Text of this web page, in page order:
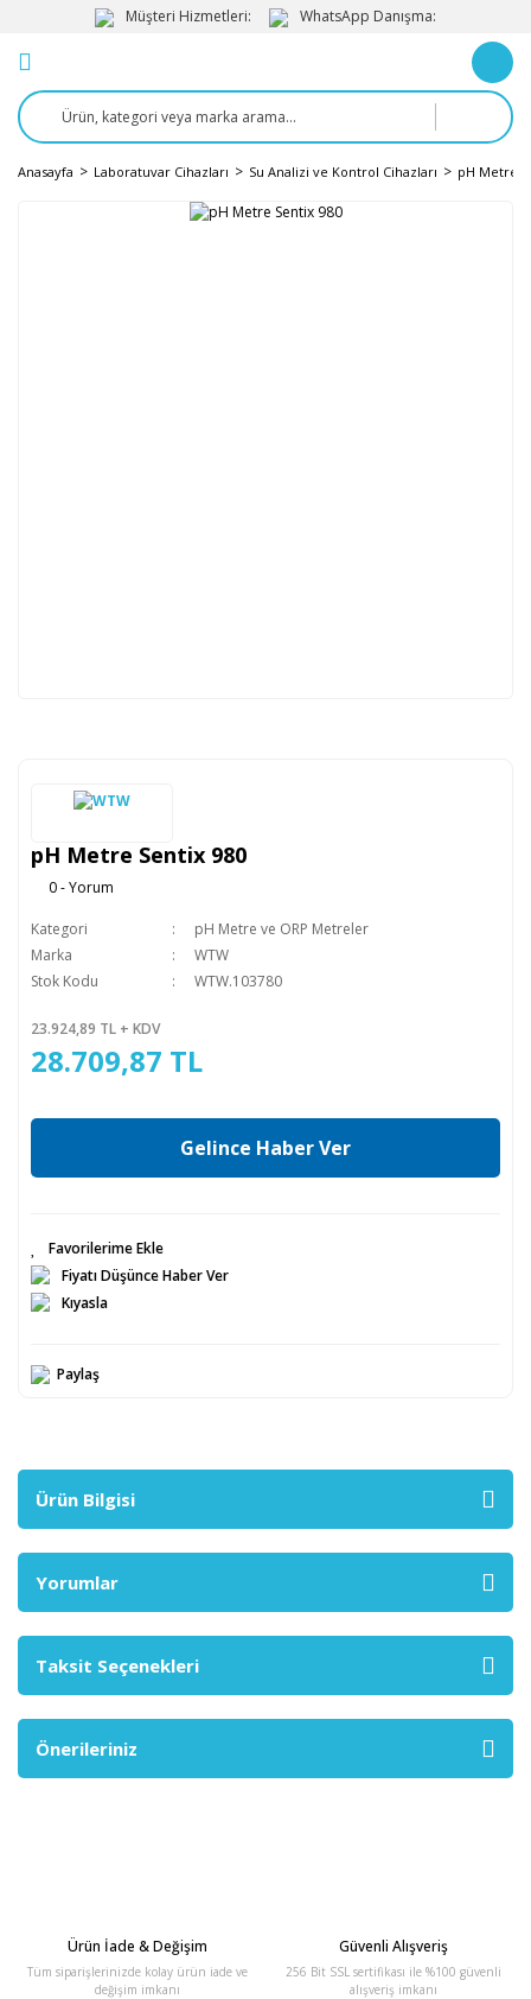
Müşteri Hizmetleri: WhatsApp Danışma:
Anasayfa Laboratuvar Cihazları Su Analizi ve Kontrol Cihazları pH Metre
pH Metre Sentix 980
0 - Yorum
Kategori
pH Metre ve ORP Metreler
Marka
WTW
Stok Kodu
WTW.103780
23.924,89 TL + KDV
28.709,87 TL
Gelince Haber Ver
Fiyatı Düşünce Haber Ver
Kıyasla
Paylaş
Ürün Bilgisi
Yorumlar
Taksit Seçenekleri
Önerileriniz
Ürün İade & Değişim
Tüm siparişlerinizde kolay ürün iade ve
değişim imkanı
Güvenli Alışveriş
256 Bit SSL sertifikası ile %100 güvenli
alışveriş imkanı